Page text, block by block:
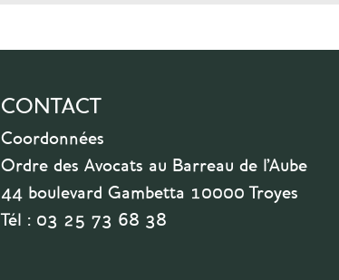
CONTACT
Coordonnées
Ordre des Avocats au Barreau de l'Aube
44 boulevard Gambetta 10000 Troyes
Tél : 03 25 73 68 38